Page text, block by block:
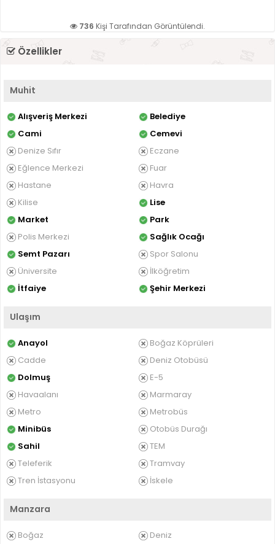
736 Kişi Tarafından Görüntülendi.
Özellikler
Muhit
Alışveriş Merkezi
Belediye
Cami
Cemevi
Denize Sıfır
Eczane
Eğlence Merkezi
Fuar
Hastane
Havra
Kilise
Lise
Market
Park
Polis Merkezi
Sağlık Ocağı
Semt Pazarı
Spor Salonu
Üniversite
İlköğretim
İtfaiye
Şehir Merkezi
Ulaşım
Anayol
Boğaz Köprüleri
Cadde
Deniz Otobüsü
Dolmuş
E-5
Havaalanı
Marmaray
Metro
Metrobüs
Minibüs
Otobüs Durağı
Sahil
TEM
Teleferik
Tramvay
Tren İstasyonu
İskele
Manzara
Boğaz Deniz